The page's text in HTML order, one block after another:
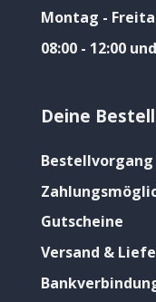
Montag -
08:00 - 12:00
Deine
Gutscheine
Versand &